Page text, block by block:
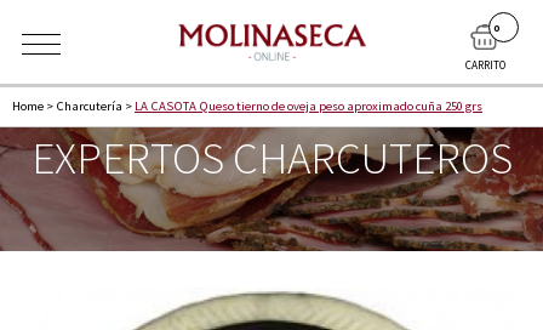
CARRITO
0
Home > Charcuterí­a > LA CASOTA Queso tierno de oveja peso aproximado cuña 250 grs
EXPERTOS CHARCUTEROS